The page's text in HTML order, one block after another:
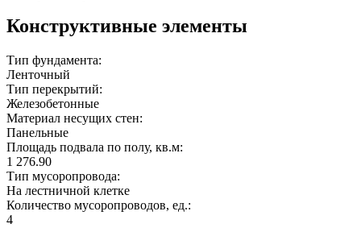
Конструктивные элементы
Тип фундамента:
Ленточный
Тип перекрытий:
Железобетонные
Материал несущих стен:
Панельные
Площадь подвала по полу, кв.м:
1 276.90
Тип мусоропровода:
На лестничной клетке
Количество мусоропроводов, ед.:
4